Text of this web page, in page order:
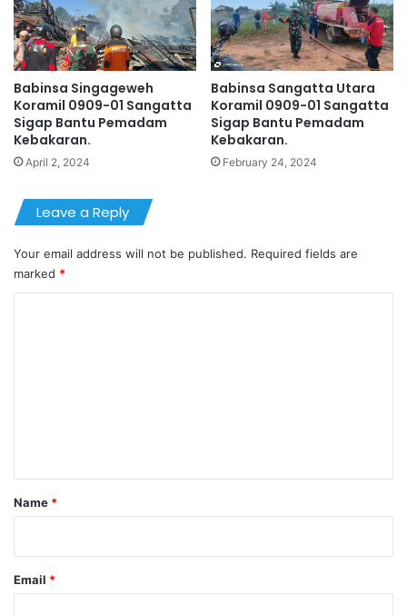
Babinsa Singageweh
Koramil 0909-01 Sangatta
Sigap Bantu Pemadam
Kebakaran.
April 2, 2024
Babinsa Sangatta Utara
Koramil 0909-01 Sangatta
Sigap Bantu Pemadam
Kebakaran.
February 24, 2024
Leave a Reply
Your email address will not be published. Required fields are
marked *
*
Name *
Email *